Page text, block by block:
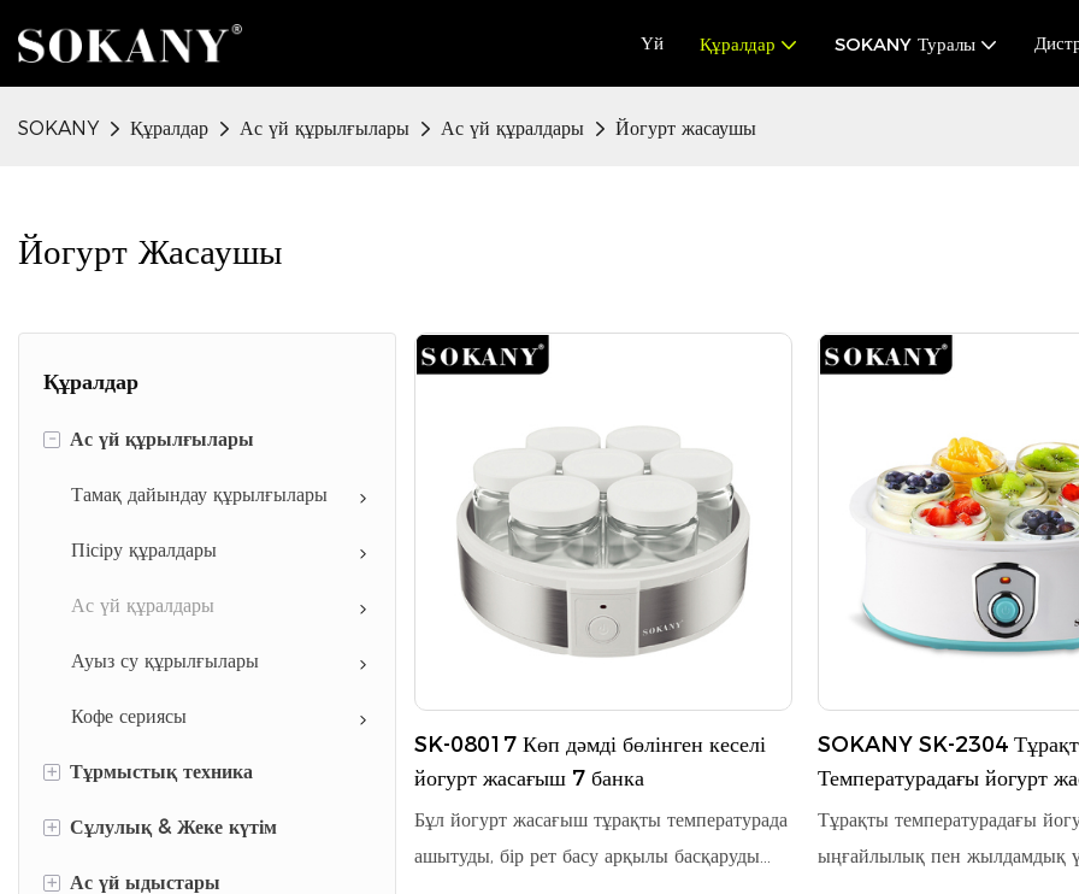
Үй Құралдар SOKANY Туралы
SOKANY Құралдар Ас үй құрылғылары Ас үй құралдары Йогурт жасаушы
Йогурт Жасаушы
Құралдар
- Ас үй құрылғылары
Тамақ дайындау құрылғылары
Пісіру құралдары
Ас үй құралдары
Ауыз су құрылғылары
Кофе сериясы
+ Тұрмыстық техника
Киім күтіміне арналған
+ Сұлулық & Жеке күтім
Шаш үлгілеріне арналған
+ Ас үй ыдыстары
SK-08017 Көп дәмді бөлінген кеселі
йогурт жасағыш 7 банка
Бұл йогурт жасағыш тұрақты температурада
ашытуды, бір рет басу арқылы басқаруды
SOKANY SK-2304
Температурадағы йогурт
бір рет түрту арқылы
түрлі дәм, оңай бөлек
Тұрақты температурадағы
ыңғайлылық пен жылдамдық